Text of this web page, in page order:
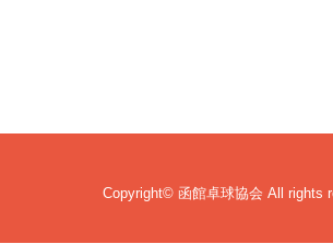
Copyright© 函館卓球協会 All rights